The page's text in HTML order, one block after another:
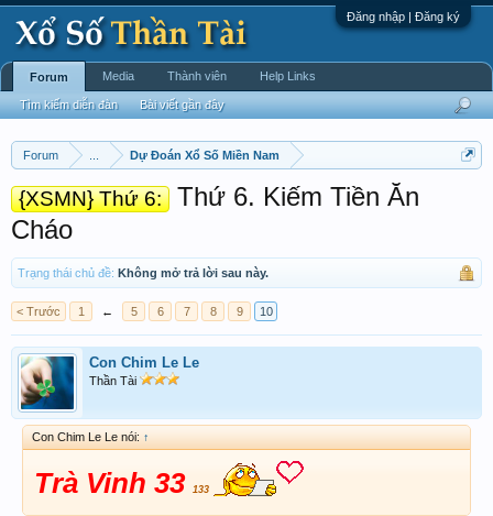
Đăng nhập | Đăng ký
Forum Dự Đoán Xổ Số Miền Nam
{XSMN} Thứ 6:
Thứ 6. Kiếm Tiền Ăn
Cháo
Trạng thái chủ đề: Không mở trả lời sau này.
< Trước 1 ← 5 6 7 8 9 10
Con Chim Le Le
Thần Tài
Con Chim Le Le nói: ↑
Trà Vinh 33 133
Forum
Tìm kiếm diễn đàn Bài viết gần đây
Media Thành viên Help Links